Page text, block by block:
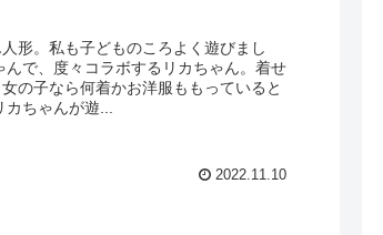
形。私も子どものころよく遊びまし
で、度々コラボするリカちゃん。着せ
の子なら何着かお洋服ももっていると
ちゃんが遊...
2022.11.10